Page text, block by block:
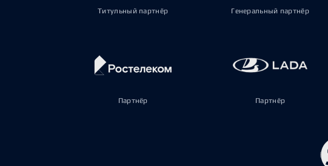
Титульный партнёр Генеральный партнёр
Партнёр Партнёр